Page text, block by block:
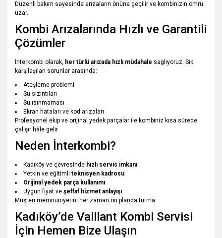
Düzenli bakım sayesinde arızaların önüne geçilir ve kombinizin ömrü
uzar.
Kombi Arızalarında Hızlı ve Garantili
Çözümler
İnterkombi olarak, her türlü arızada hızlı müdahale sağlıyoruz. Sık
karşılaşılan sorunlar arasında:
Ateşleme problemi
Su sızıntıları
Su ısınmaması
Ekran hataları ve kod arızaları
Profesyonel ekip ve orijinal yedek parçalar ile kombiniz kısa sürede
çalışır hâle gelir.
Neden İnterkombi?
Kadıköy ve çevresinde hızlı servis imkanı
Yetkin ve eğitimli teknisyen kadrosu
Orijinal yedek parça kullanımı
Uygun fiyat ve şeffaf hizmet anlayışı
Müşteri memnuniyetini her zaman ön planda tutma
Kadıköy’de Vaillant Kombi Servisi
İçin Hemen Bize Ulaşın